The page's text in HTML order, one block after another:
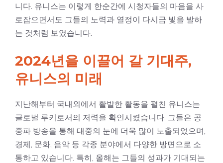
니다. 유니스는 이렇게 한순간에 시청자들의 마음을 사
로잡으면서도 그들의 노력과 열정이 다시금 빛을 발하
는 것처럼 보였습니다.
2024년을 이끌어 갈 기대주,
유니스의 미래
지난해부터 국내외에서 활발한 활동을 펼친 유니스는
글로벌 루키로서의 저력을 확인시켰습니다. 그들은 공
중파 방송을 통해 대중의 눈에 더욱 많이 노출되었으며,
경제, 문화, 음악 등 각종 분야에서 다양한 방면으로 소
통하고 있습니다. 특히, 올해는 그들의 성과가 기대되는